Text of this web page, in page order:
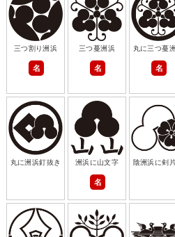
三つ割り洲浜
名
三つ蔓洲浜
名
丸に三つ蔓
名
丸に洲浜釘抜き 洲浜に山文字
名
陰洲浜に剣